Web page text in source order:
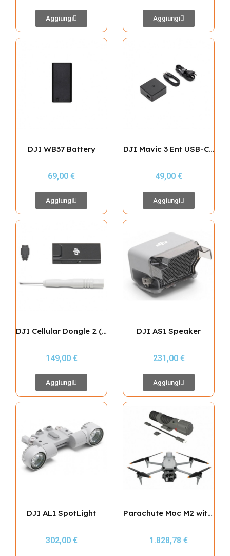
Aggiungi Aggiungi
DJI WB37 Battery
69,00 €
Aggiungi
DJI Mavic 3 Ent USB-C Power Adp(100W)
49,00 €
Aggiungi
DJI Cellular Dongle 2 (MINI4 / AIR3 / MATRICE 4 / MATRICE 4 DOCK / MATRICE 400)
149,00 €
Aggiungi
DJI AS1 Speaker
231,00 €
Aggiungi
DJI AL1 SpotLight
302,00 €
Parachute Moc M2 with Internal Flight Termination System MOC 2511 Kronos for Matrice 4 / C5
1.828,78 €